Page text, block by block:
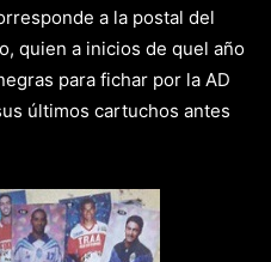
a la postal del
quien a inicios de quel año
para fichar por la AD
últimos cartuchos antes